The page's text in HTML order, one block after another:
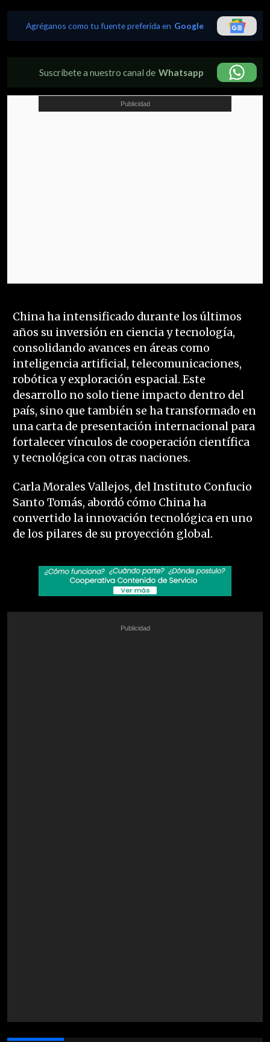
Agréganos como tu fuente preferida en Google
Suscríbete a nuestro canal de Whatsapp
China ha intensificado durante los últimos
años su inversión en ciencia y tecnología,
consolidando avances en áreas como
inteligencia artificial, telecomunicaciones,
robótica y exploración espacial. Este
desarrollo no solo tiene impacto dentro del
país, sino que también se ha transformado en
una carta de presentación internacional para
fortalecer vínculos de cooperación científica
y tecnológica con otras naciones.
Carla Morales Vallejos, del Instituto Confucio
Santo Tomás, abordó cómo China ha
convertido la innovación tecnológica en uno
de los pilares de su proyección global.